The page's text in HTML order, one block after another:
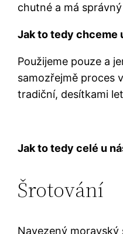
chutné a má
Jak to tedy chceme
Použijeme pouze a
samozřejmě proces
tradiční, desítkami
Jak to tedy celé u
Šrotování
Navezený moravský